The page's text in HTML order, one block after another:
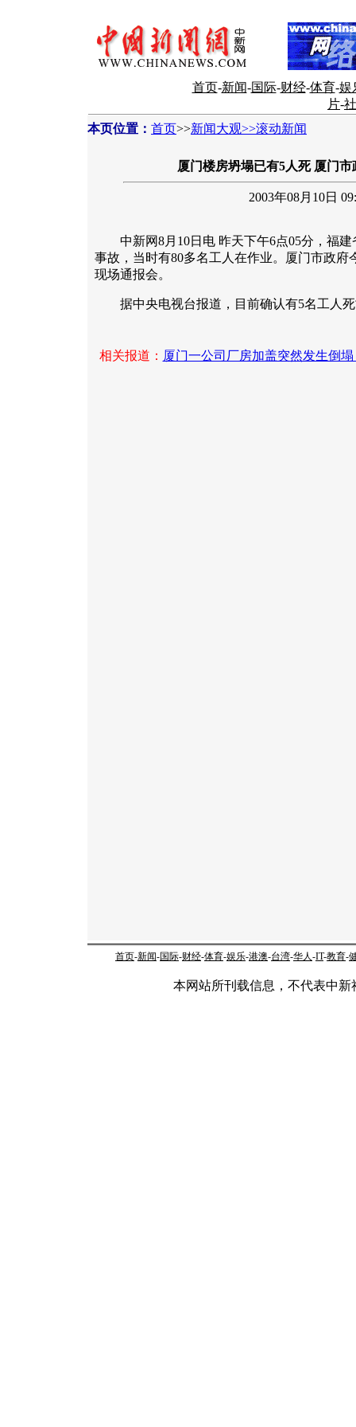
首页-新闻-国际-财经-体育-娱
片-
本页位置： 首页>>新闻大观>>滚动新闻
厦门楼房坍塌已有5人死 厦门
2003年08月10日
中新网8月10日电 昨天下午6点05分，福建
事故，当时有80多名工人在作业。厦门市政府
现场通报会。
据中央电视台报道，目前确认有5名工人死
相关报道： 厦门一公司厂房加盖突然发生倒
首页-新闻-国际-财经-体育-娱乐-港澳-台湾-华人-IT-教育-
本网站所刊载信息，不代表中